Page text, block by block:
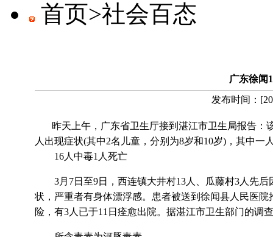
首页>社会百态
广东徐闻
发布时间： [
昨天上午，广东省卫生厅接到湛江市卫生局报告：
人出现症状(其中2名儿童，分别为8岁和10岁)，其中一
16人中毒1人死亡
3月7日至9日，西连镇大井村13人、瓜藤村3人先后
状，严重者有身体漂浮感。患者被送到徐闻县人民医
险，有3人已于11日痊愈出院。据湛江市卫生部门的调